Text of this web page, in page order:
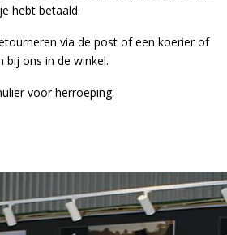
hebt betaald.
via de post of een koerier of
bij ons in de winkel.
voor herroeping.